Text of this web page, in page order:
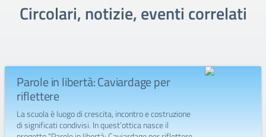
Circolari, notizie, eventi correlati
Parole in libertà: Caviardage per
riflettere
La scuola è luogo di crescita, incontro e costruzione
di significati condivisi. In quest’ottica nasce il